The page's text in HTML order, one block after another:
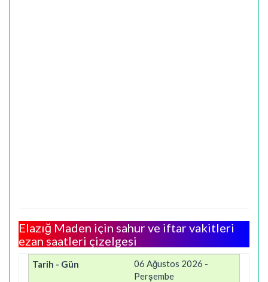
Elazığ Maden için sahur ve iftar vakitleri
ezan saatleri çizelgesi
06 Ağustos 2026 -
Perşembe